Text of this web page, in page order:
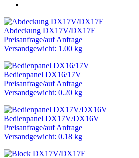
Abdeckung DX17V/DX17E
Preisanfrage/auf Anfrage
Versandgewicht: 1.00 kg
Bedienpanel DX16/17V
Preisanfrage/auf Anfrage
Versandgewicht: 0.20 kg
Bedienpanel DX17V/DX16V
Preisanfrage/auf Anfrage
Versandgewicht: 0.18 kg